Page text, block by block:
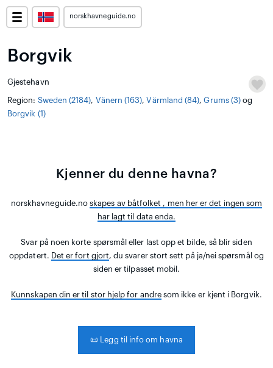
norskhavneguide.no
Borgvik
Gjestehavn
Region: Sweden (2184), Vänern (163),Värmland (84),Grums (3) og
Borgvik (1)
Kjenner du denne havna?
norskhavneguide.noskapes av båtfolket , men her er det ingen som
har lagt til data enda.
Svar på noen korte spørsmål eller last opp et bilde, så blir siden
oppdatert. Det er fort gjort, du svarer stort sett på ja/nei spørsmål og
siden er tilpasset mobil.
Kunnskapen din er til stor hjelp for andresom ikke er kjent i Borgvik.
📜 Legg til info om havna